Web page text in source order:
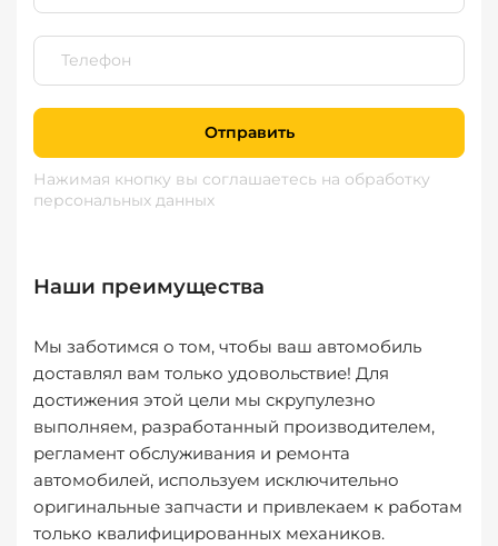
Отправить
Нажимая кнопку вы соглашаетесь на обработку
персональных данных
Наши преимущества
Мы заботимся о том, чтобы ваш автомобиль
доставлял вам только удовольствие! Для
достижения этой цели мы скрупулезно
выполняем, разработанный производителем,
регламент обслуживания и ремонта
автомобилей, используем исключительно
оригинальные запчасти и привлекаем к работам
только квалифицированных механиков.